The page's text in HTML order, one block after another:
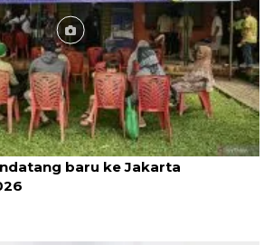
baru ke Jakarta